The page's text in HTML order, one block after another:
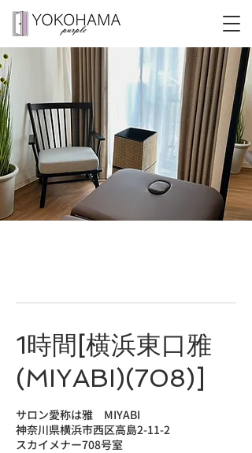
1時間[横浜東口雅
(MIYABI)(708)]
サロン愛称は雅 MIYABI
神奈川県横浜市西区高島2-11-2
スカイメナー708号室